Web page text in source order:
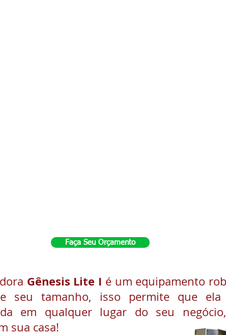
Faça Seu Orçamento
Gênesis Lite I é um equipamento
seu tamanho, isso permite que ela
em qualquer lugar do seu
sua casa!